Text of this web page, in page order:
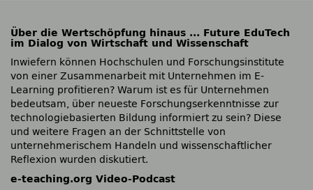
Über die Wertschöpfung hinaus ... Future EduTech
im Dialog von Wirtschaft und Wissenschaft
Inwiefern können Hochschulen und Forschungsinstitute
von einer Zusammenarbeit mit Unternehmen im E-
Learning profitieren? Warum ist es für Unternehmen
bedeutsam, über neueste Forschungserkenntnisse zur
technologiebasierten Bildung informiert zu sein? Diese
und weitere Fragen an der Schnittstelle von
unternehmerischem Handeln und wissenschaftlicher
Reflexion wurden diskutiert.
e-teaching.org Video-Podcast